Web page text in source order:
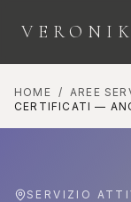
VERONIK
HOME / AREE
CERTIFICATI —
SERVIZIO